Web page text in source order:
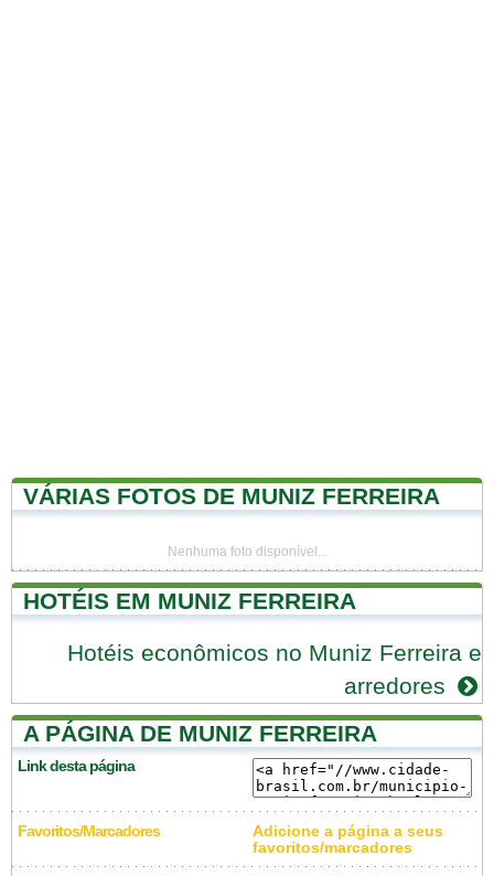
VÁRIAS FOTOS DE MUNIZ FERREIRA
Nenhuma foto disponível...
HOTÉIS EM MUNIZ FERREIRA
Hotéis econômicos no Muniz Ferreira e
arredores
A PÁGINA DE MUNIZ FERREIRA
Link desta página
Favoritos/Marcadores
Adicione a página a seus
favoritos/marcadores